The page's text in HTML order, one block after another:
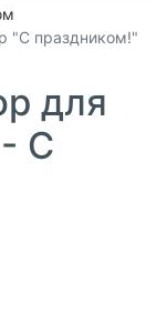
"С праздником!"
для
С